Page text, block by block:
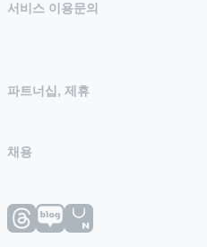
서비스 이용문의
파트너십, 제휴
채용